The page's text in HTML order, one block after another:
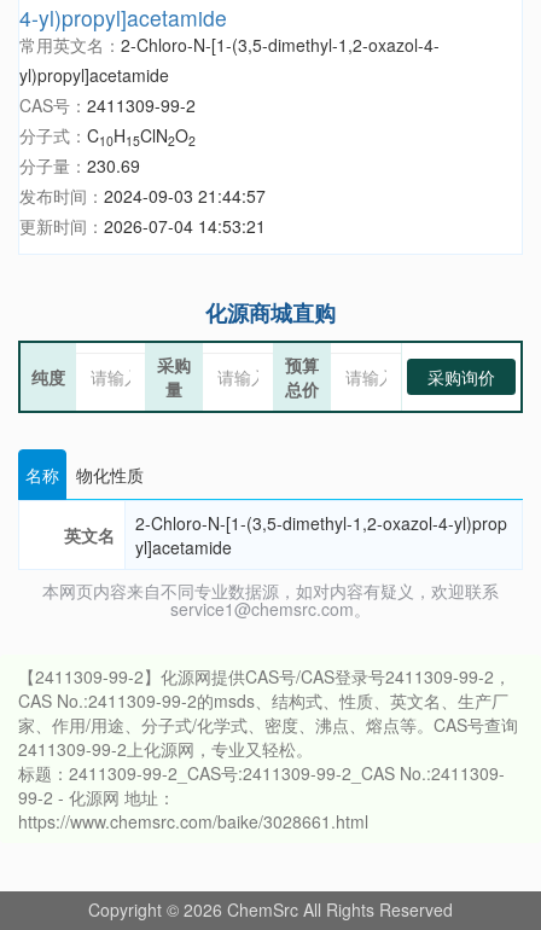
4-yl)propyl]acetamide
常用英文名： 2-Chloro-N-[1-(3,5-dimethyl-1,2-oxazol-4-
yl)propyl]acetamide
CAS号： 2411309-99-2
分子式： C10H15ClN2O2
分子量： 230.69
发布时间： 2024-09-03 21:44:57
更新时间： 2026-07-04 14:53:21
化源商城直购
纯度
采购
量
预算
总价
采购询价
名称 物化性质
英文名
2-Chloro-N-[1-(3,5-dimethyl-1,2-oxazol-4-yl)prop
yl]acetamide
本网页内容来自不同专业数据源，如对内容有疑义，欢迎联系
service1@chemsrc.com。
【2411309-99-2】化源网提供CAS号/CAS登录号2411309-99-2，
CAS No.:2411309-99-2的msds、结构式、性质、英文名、生产厂
家、作用/用途、分子式/化学式、密度、沸点、熔点等。CAS号查询
2411309-99-2上化源网，专业又轻松。
标题：2411309-99-2_CAS号:2411309-99-2_CAS No.:2411309-
99-2 - 化源网 地址：
https://www.chemsrc.com/baike/3028661.html
Copyright © 2026 ChemSrc All Rights Reserved